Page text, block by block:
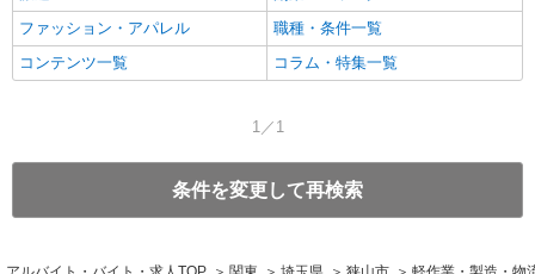
ファッション・アパレル
職種・条件一覧
コンテンツ一覧
コラム・特集一覧
1／1
条件を変更して再検索